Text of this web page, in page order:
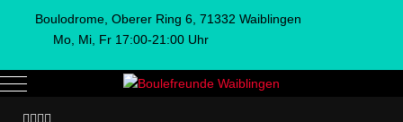
Boulodrome, Oberer Ring 6, 71332 Waiblingen
Mo, Mi, Fr 17:00-21:00 Uhr
Mobile Menu Toggle